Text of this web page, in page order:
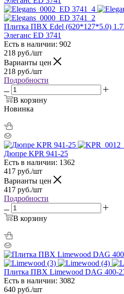
Плитка ПВХ Edel (620*127*5.0)
Элеганс ED 3741
Есть в наличии: 902
218 руб./шт
Варианты цен
218 руб./шт
Подробности
В корзину
Новинка
Дюпре KPR 941-25
Есть в наличии: 1362
417 руб./шт
Варианты цен
417 руб./шт
Подробности
В корзину
Плитка ПВХ Limewood DAG 400-
Есть в наличии: 3082
640 руб./шт